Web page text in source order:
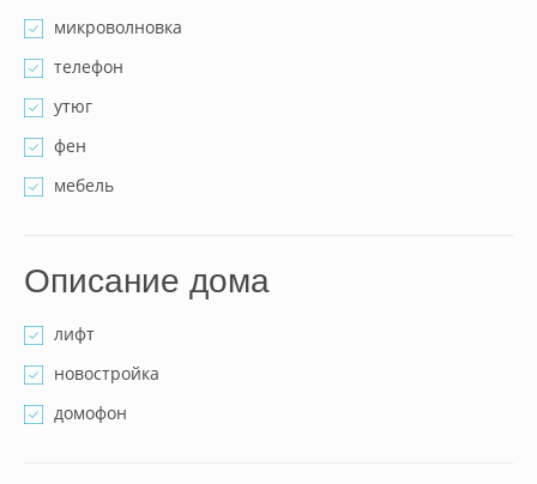
микроволновка
телефон
утюг
фен
мебель
Описание дома
лифт
новостройка
домофон